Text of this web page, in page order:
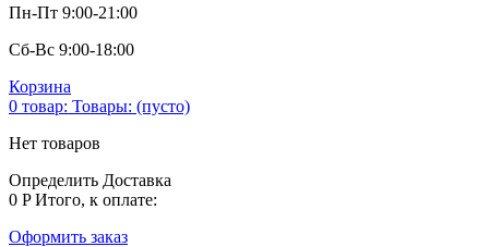
Пн-Пт 9:00-21:00
Сб-Вс 9:00-18:00
Корзина
0 товар: Товары: (пусто)
Нет товаров
Определить Доставка
0 P Итого, к оплате:
Оформить заказ